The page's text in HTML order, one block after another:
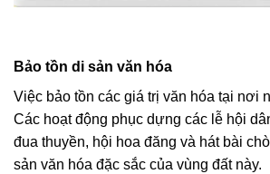
Bảo tồn di sản văn hóa
Việc bảo tồn các giá trị văn hóa tại nơi
Các hoạt động phục dựng các lễ hội
đua thuyền, hội hoa đăng và hát bài
sản văn hóa đặc sắc của vùng đất này.